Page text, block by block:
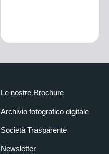
Le nostre Brochure
Archivio fotografico digitale
Società Trasparente
Newsletter